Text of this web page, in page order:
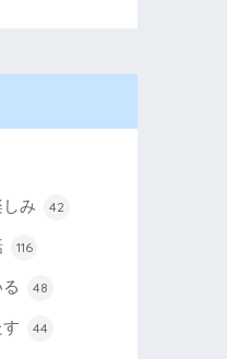
しみ 42
116
48
44